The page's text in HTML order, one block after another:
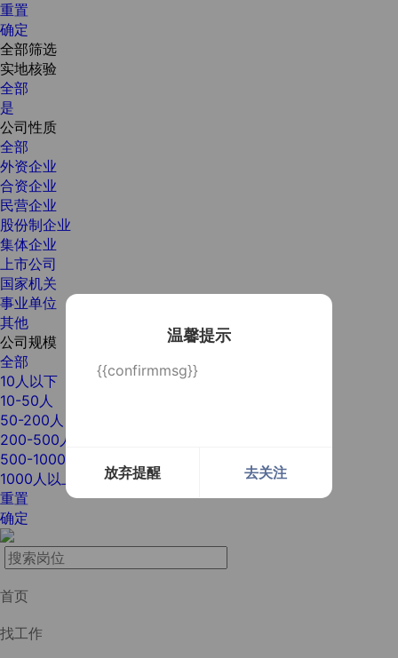
温馨提示
{{confirmmsg}}
放弃提醒 去关注
重置
确定
全部筛选
实地核验
全部
是
公司性质
全部
外资企业
合资企业
民营企业
股份制企业
集体企业
上市公司
国家机关
事业单位
其他
公司规模
全部
10人以下
10-50人
50-200人
200-500人
500-1000人
1000人以上
重置
确定
首页
找工作